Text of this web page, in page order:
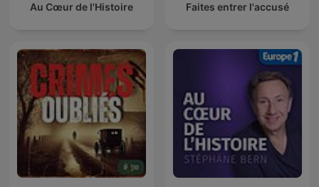
Au Cœur de l'Histoire Faites entrer l'accusé